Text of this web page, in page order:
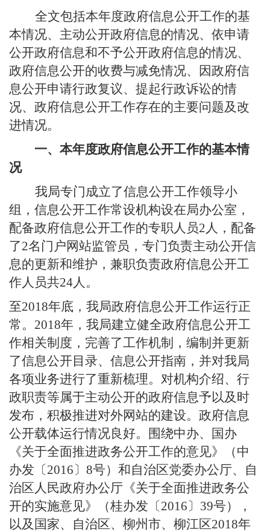
全文包括本年度政府信息公开工作的基
本情况、 主动公开政府信息的情况、 依申请
公开政府信息和不予公开政府信息的情况、
政府信息公开的收费与减免情况、因政府信
息公开申请行政复议、提起行政诉讼的情
况、 政府信息公开工作存在的主要问题及改
进情况。
一、本年度政府信息公开工作的基本情
况
我局专门成立了信息公开工作领导小
组 ， 信息公开工作常设机构设在局办公室，
配备政府信息公开工作的专职人员2人，配备
了2名 门户网站监管员，专门负责主动公开信
息的更新和维护，兼职负责政府信息公开工
作人员共24人 。
至2018年底，我局政府信息公开工作运行正
常 。 2018年，我局建立健全政府信息公开工
作相关制度，完善了工作机制， 编制并更新
了信息公开目录、信息公开指南 ，并对我局
各项业务进行了重新梳理。对机构介绍、行
政职责等属于主动公开的政府信息予以及时
发布，积极推进对外网站的建设。政府信息
公开载体运行情况良好。
围绕中办、国办
《关于全面推进政务公开工作的意见》（中
办发 〔2016〕 8号）和自治区党委办公厅、自
治区人民政府办公厅《关于全面推进政务公
开的实施意见》（桂办发〔2016〕 39号），
以及国家、自治区、柳州市、柳江区2018年